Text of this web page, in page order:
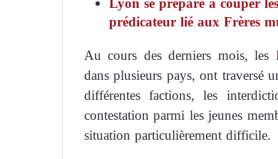
prédicateur lié aux Frères
Au cours des derniers mois, les
dans plusieurs pays, ont traversé
différentes factions, les
contestation parmi les jeunes
situation particulièrement difficile.